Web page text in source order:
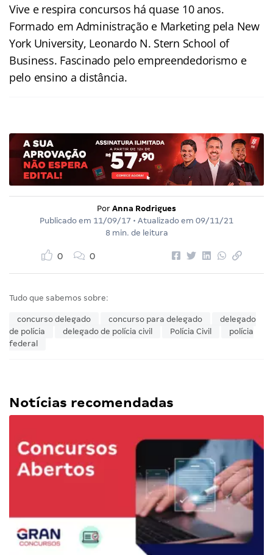
Vive e respira concursos há quase 10 anos.
Formado em Administração e Marketing pela New
York University, Leonardo N. Stern School of
Business. Fascinado pelo empreendedorismo e
pelo ensino a distância.
Por Anna Rodrigues
Publicado em 11/09/17 • Atualizado em 09/11/21
8 min. de leitura
0 0
Tudo que sabemos sobre:
concurso delegado concurso para delegado
delegado
de polícia
delegado de polícia civil Polícia Civil
polícia
federal
Notícias recomendadas